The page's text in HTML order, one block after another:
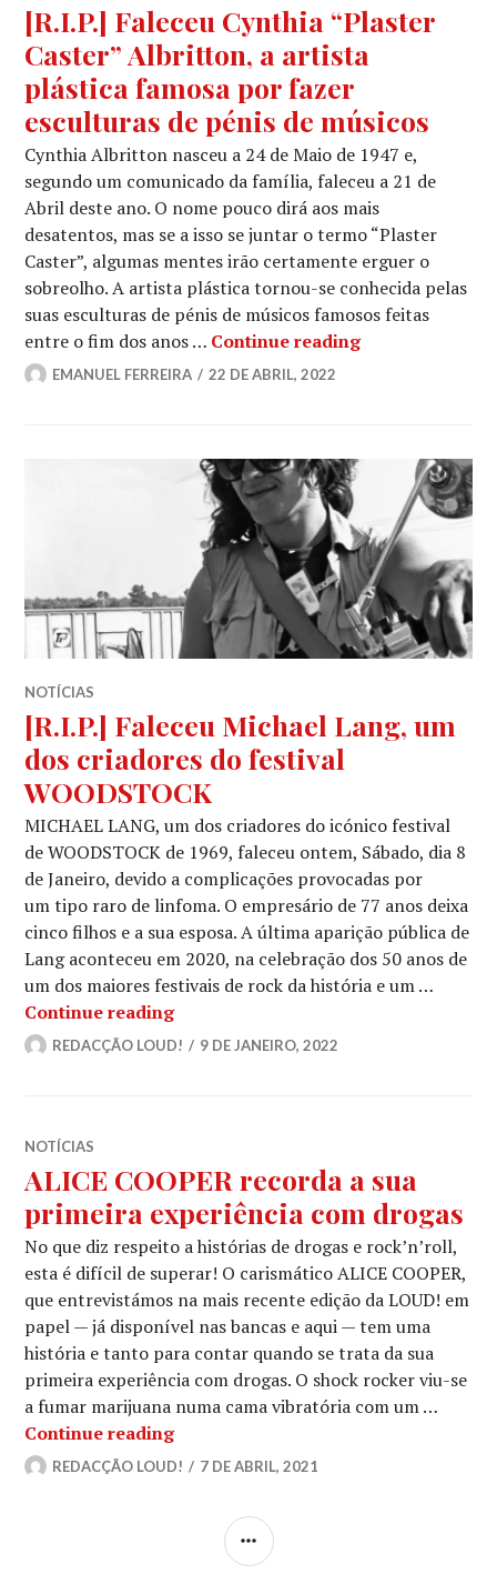
[R.I.P.] Faleceu Cynthia “Plaster
Caster” Albritton, a artista
plástica famosa por fazer
esculturas de pénis de músicos
Cynthia Albritton nasceu a 24 de Maio de 1947 e,
segundo um comunicado da família, faleceu a 21 de
Abril deste ano. O nome pouco dirá aos mais
desatentos, mas se a isso se juntar o termo “Plaster
Caster”, algumas mentes irão certamente erguer o
sobreolho. A artista plástica tornou-se conhecida pelas
suas esculturas de pénis de músicos famosos feitas
entre o fim dos anos … Continue reading[R.I.P.]
EMANUEL FERREIRA 22 DE ABRIL, 2022
NOTÍCIAS
[R.I.P.] Faleceu Michael Lang, um
dos criadores do festival
WOODSTOCK
MICHAEL LANG, um dos criadores do icónico festival
de WOODSTOCK de 1969, faleceu ontem, Sábado, dia 8
de Janeiro, devido a complicações provocadas por
um tipo raro de linfoma. O empresário de 77 anos deixa
cinco filhos e a sua esposa. A última aparição pública de
Lang aconteceu em 2020, na celebração dos 50 anos de
um dos maiores festivais de rock da história e um …
Continue reading[R.I.P.] Faleceu Michael Lang, um
REDACÇÃO LOUD! 9 DE JANEIRO, 2022
NOTÍCIAS
ALICE COOPER recorda a sua
primeira experiência com drogas
No que diz respeito a histórias de drogas e rock’n’roll,
esta é difícil de superar! O carismático ALICE COOPER,
que entrevistámos na mais recente edição da LOUD! em
papel — já disponível nas bancas e aqui — tem uma
história e tanto para contar quando se trata da sua
primeira experiência com drogas. O shock rocker viu-se
a fumar marijuana numa cama vibratória com um …
Continue readingALICE COOPER recorda a sua
REDACÇÃO LOUD! 7 DE ABRIL, 2021
SIDEBAR